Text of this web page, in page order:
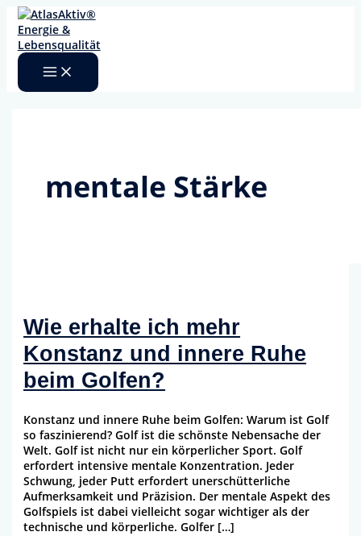
Zum
Inhalt
springen
mentale Stärke
Wie erhalte ich mehr
Konstanz und innere Ruhe
beim Golfen?
Konstanz und innere Ruhe beim Golfen: Warum ist Golf
so faszinierend? Golf ist die schönste Nebensache der
Welt. Golf ist nicht nur ein körperlicher Sport. Golf
erfordert intensive mentale Konzentration. Jeder
Schwung, jeder Putt erfordert unerschütterliche
Aufmerksamkeit und Präzision. Der mentale Aspekt des
Golfspiels ist dabei vielleicht sogar wichtiger als der
technische und körperliche. Golfer […]